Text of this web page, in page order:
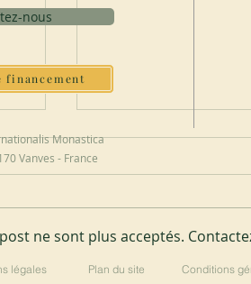
Nouvel abbé à Spencer
ne sont plus acceptés.
nous
financement
Monastica
Vanves - France
légales Plan du site Conditions